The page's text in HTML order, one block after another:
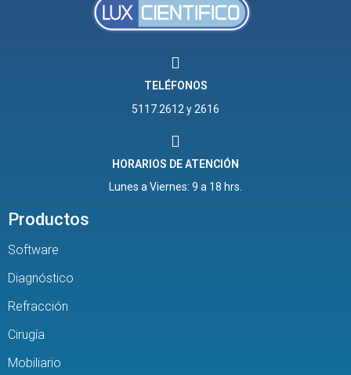
TELÉFONOS
5117.2612 y 2616
HORARIOS DE ATENCIÓN
Lunes a Viernes: 9 a 18 hrs.
Productos
Software
Diagnóstico
Refracción
Cirugía
Mobiliario